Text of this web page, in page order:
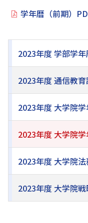
学年暦（前期）
2023年度 学部学年
2023年度 通信教
2023年度 大学院学
2023年度 大学院学
2023年度 大学院
2023年度 大学院